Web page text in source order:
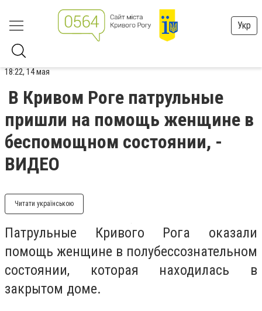
Укр
18:22, 14 мая
В Кривом Роге патрульные
пришли на помощь женщине в
беспомощном состоянии, -
ВИДЕО
Читати українською
Патрульные Кривого Рога оказали
помощь женщине в полубессознательном
состоянии, которая находилась в
закрытом доме.